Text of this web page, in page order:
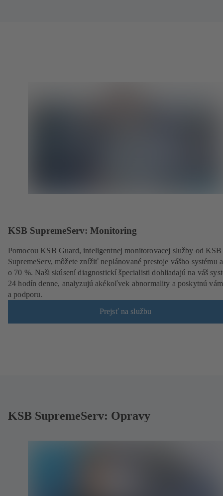
KSB SupremeServ: Monitoring
Pomocou KSB Guard, inteligentnej monitorovacej služby od KSB
SupremeServ, môžete znížiť neplánované prestoje vášho systému
o 70 %. Naši skúsení diagnostickí špecialisti dohliadajú na váš
24 hodín denne, analyzujú akékoľvek abnormality a poskytnú
a podporu.
Prejsť na službu
KSB SupremeServ: Opravy